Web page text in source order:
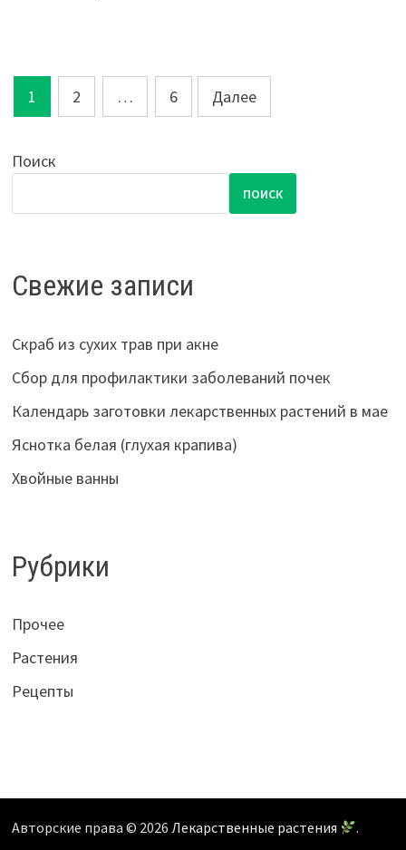
Пагинация
записей
1 2 … 6 Далее
Поиск
ПОИСК
Свежие записи
Скраб из сухих трав при акне
Сбор для профилактики заболеваний почек
Календарь заготовки лекарственных растений в мае
Яснотка белая (глухая крапива)
Хвойные ванны
Рубрики
Прочее
Растения
Рецепты
Авторские права © 2026 Лекарственные растения .